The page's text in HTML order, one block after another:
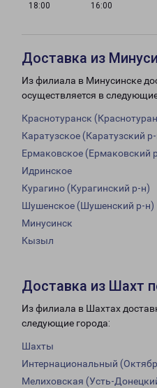
18:00
16:00
Доставка из
Из филиала в Минусинске
осуществляется в
Краснотуранск
Каратузское (Каратузский
Ермаковское (Ермаковский
Идринское
Курагино (Курагинский р-н)
Шушенское (Шушенский р-н)
Минусинск
Кызыл
Доставка из Шахт
Из филиала в Шахтах
следующие города:
Шахты
Интернациональный
Мелиховская (Усть-